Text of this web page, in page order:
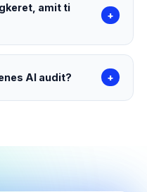
amit ti
+
AI audit? +